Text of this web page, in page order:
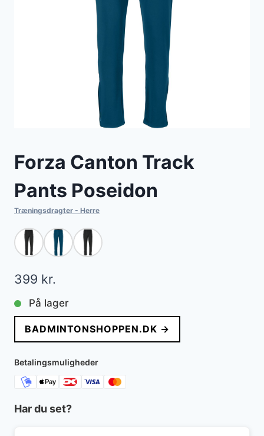
Forza Canton Track
Pants Poseidon
Træningsdragter - Herre
399 kr.
På lager
BADMINTONSHOPPEN.DK →
Betalingsmuligheder
Har du set?